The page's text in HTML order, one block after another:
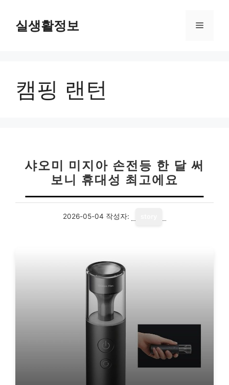
실생활정보 메
캠핑 랜턴
샤오미 미지아 손전등 한 달 써
보니 휴대성 최고에요
2026-05-04 작성자: